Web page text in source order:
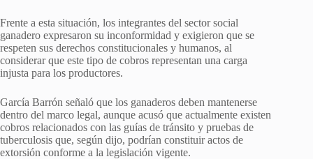
Frente a esta situación, los integrantes del sector social
ganadero expresaron su inconformidad y exigieron que se
respeten sus derechos constitucionales y humanos, al
considerar que este tipo de cobros representan una carga
injusta para los productores.
García Barrón señaló que los ganaderos deben mantenerse
dentro del marco legal, aunque acusó que actualmente existen
cobros relacionados con las guías de tránsito y pruebas de
tuberculosis que, según dijo, podrían constituir actos de
extorsión conforme a la legislación vigente.